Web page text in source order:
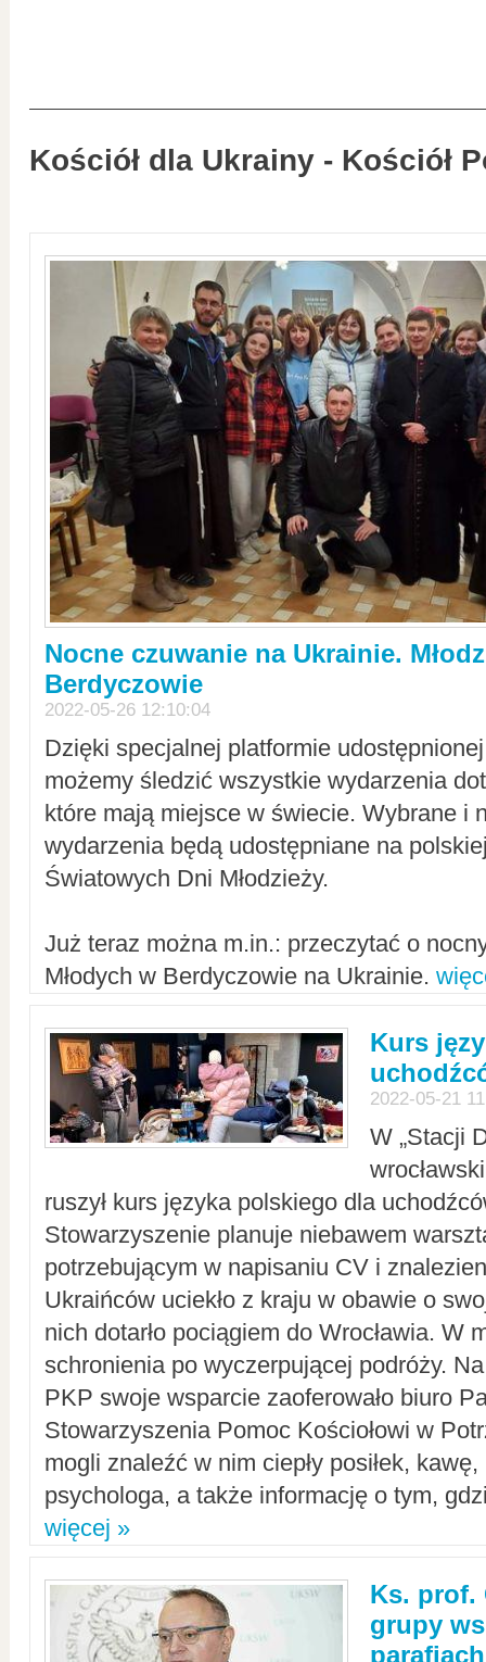
Kościół dla Ukrainy - Kościół
Nocne czuwanie na Ukrainie.
Berdyczowie
2022-05-26 12:10:04
Dzięki specjalnej platformie
możemy śledzić wszystkie wydarzenia
które mają miejsce w świecie. Wybrane i
wydarzenia będą udostępniane na
Światowych Dni Młodzieży.
Już teraz można m.in.: przeczytać o
Młodych w Berdyczowie na Ukrainie.
Kurs
2022-05-21
W „Stacji
ruszył kurs języka polskiego dla
Stowarzyszenie planuje niebawem
potrzebującym w napisaniu CV i
Ukraińców uciekło z kraju w obawie o
nich dotarło pociągiem do Wrocławia. W
schronienia po wyczerpującej podróży.
PKP swoje wsparcie zaoferowało biuro
Stowarzyszenia Pomoc Kościołowi w
mogli znaleźć w nim ciepły posiłek,
psychologa, a także informację o tym,
więcej »
Ks. prof.
grupy
parafiach